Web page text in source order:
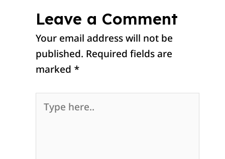
Leave a Comment
Your email address will not be
published. Required fields are
marked *
here..